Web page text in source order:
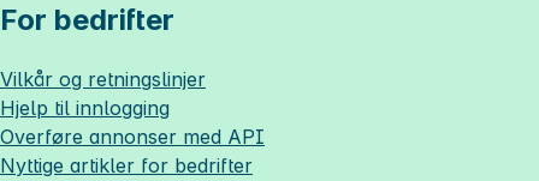
For bedrifter
Vilkår og retningslinjer
Hjelp til innlogging
Overføre annonser med API
Nyttige artikler for bedrifter